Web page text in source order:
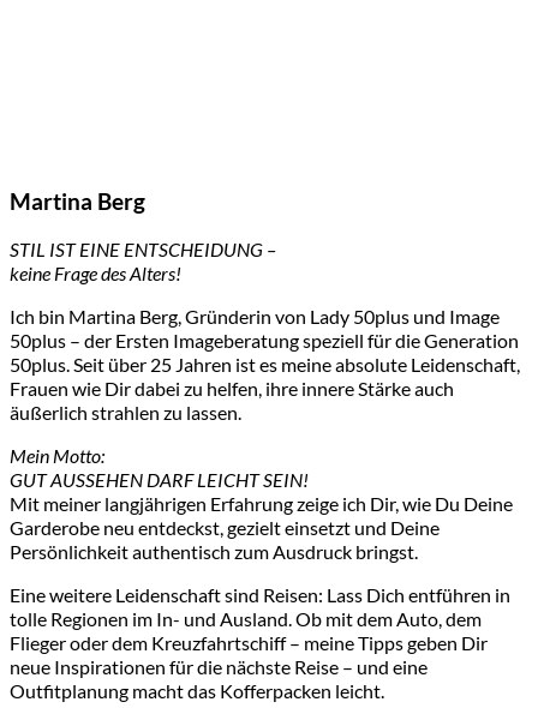
Martina Berg
STIL IST EINE ENTSCHEIDUNG –
keine Frage des Alters!
Ich bin Martina Berg, Gründerin von Lady 50plus und Image
50plus – der Ersten Imageberatung speziell für die Generation
50plus. Seit über 25 Jahren ist es meine absolute Leidenschaft,
Frauen wie Dir dabei zu helfen, ihre innere Stärke auch
äußerlich strahlen zu lassen.
Mein Motto:
GUT AUSSEHEN DARF LEICHT SEIN!
Mit meiner langjährigen Erfahrung zeige ich Dir, wie Du Deine
Garderobe neu entdeckst, gezielt einsetzt und Deine
Persönlichkeit authentisch zum Ausdruck bringst.
Eine weitere Leidenschaft sind Reisen: Lass Dich entführen in
tolle Regionen im In- und Ausland. Ob mit dem Auto, dem
Flieger oder dem Kreuzfahrtschiff – meine Tipps geben Dir
neue Inspirationen für die nächste Reise – und eine
Outfitplanung macht das Kofferpacken leicht.